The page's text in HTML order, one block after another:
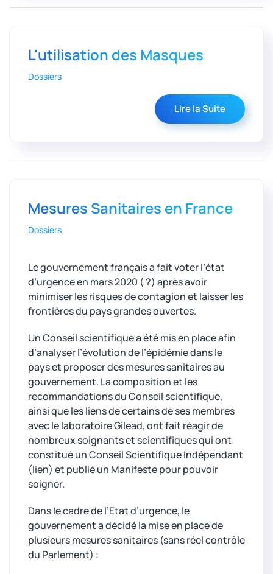
L'utilisation des Masques
Dossiers
Lire la Suite
Mesures Sanitaires en France
Dossiers
Le gouvernement français a fait voter l’état
d’urgence en mars 2020 ( ?) après avoir
minimiser les risques de contagion et laisser les
frontières du pays grandes ouvertes.
Un Conseil scientifique a été mis en place afin
d’analyser l’évolution de l’épidémie dans le
pays et proposer des mesures sanitaires au
gouvernement. La composition et les
recommandations du Conseil scientifique,
ainsi que les liens de certains de ses membres
avec le laboratoire Gilead, ont fait réagir de
nombreux soignants et scientifiques qui ont
constitué un Conseil Scientifique Indépendant
(lien) et publié un Manifeste pour pouvoir
soigner.
Dans le cadre de l’Etat d’urgence, le
gouvernement a décidé la mise en place de
plusieurs mesures sanitaires (sans réel contrôle
du Parlement) :